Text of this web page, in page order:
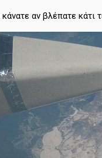
αν βλέπατε κάτι